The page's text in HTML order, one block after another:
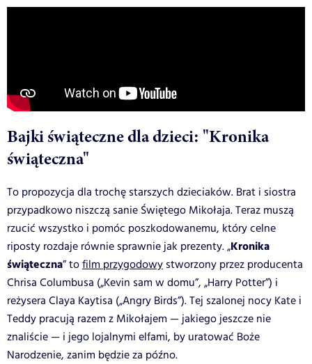
Bajki świąteczne dla dzieci: "Kronika
świąteczna"
To propozycja dla trochę starszych dzieciaków. Brat i siostra
przypadkowo niszczą sanie Świętego Mikołaja. Teraz muszą
rzucić wszystko i pomóc poszkodowanemu, który celne
riposty rozdaje równie sprawnie jak prezenty. „Kronika
świąteczna” tofilm przygodowy stworzony przez producenta
Chrisa Columbusa („Kevin sam w domu”, „Harry Potter”) i
reżysera Claya Kaytisa („Angry Birds”). Tej szalonej nocy Kate i
Teddy pracują razem z Mikołajem — jakiego jeszcze nie
znaliście — i jego lojalnymi elfami, by uratować Boże
Narodzenie, zanim będzie za późno.